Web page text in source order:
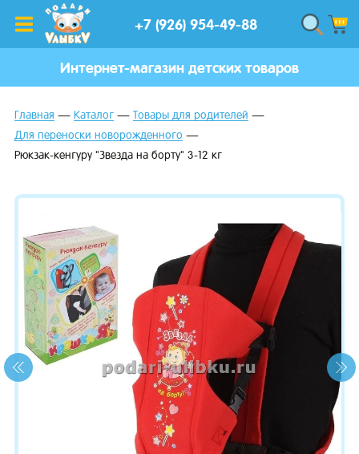
+7 (926) 954-49-88
Интернет-магазин детских товаров
Главная Каталог
Товары для родителей
Для переноски новорожденного
Рюкзак-кенгуру "Звезда на борту" 3-12 кг